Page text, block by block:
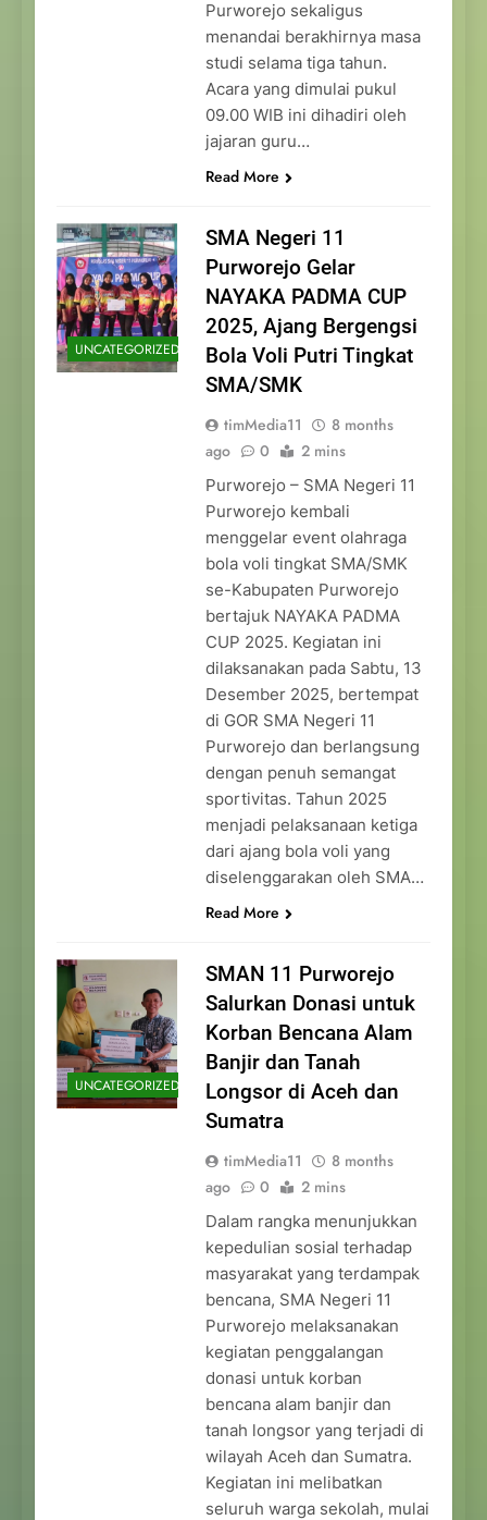
Purworejo sekaligus
menandai berakhirnya masa
studi selama tiga tahun.
Acara yang dimulai pukul
09.00 WIB ini dihadiri oleh
jajaran guru…
Read More
UNCATEGORIZED
SMA Negeri 11
Purworejo Gelar
NAYAKA PADMA CUP
2025, Ajang Bergengsi
Bola Voli Putri Tingkat
SMA/SMK
timMedia11
8 months
ago
0 2 mins
Purworejo – SMA Negeri 11
Purworejo kembali
menggelar event olahraga
bola voli tingkat SMA/SMK
se-Kabupaten Purworejo
bertajuk NAYAKA PADMA
CUP 2025. Kegiatan ini
dilaksanakan pada Sabtu, 13
Desember 2025, bertempat
di GOR SMA Negeri 11
Purworejo dan berlangsung
dengan penuh semangat
sportivitas. Tahun 2025
menjadi pelaksanaan ketiga
dari ajang bola voli yang
diselenggarakan oleh SMA…
Read More
UNCATEGORIZED
SMAN 11 Purworejo
Salurkan Donasi untuk
Korban Bencana Alam
Banjir dan Tanah
Longsor di Aceh dan
Sumatra
timMedia11
8 months
ago
0 2 mins
Dalam rangka menunjukkan
kepedulian sosial terhadap
masyarakat yang terdampak
bencana, SMA Negeri 11
Purworejo melaksanakan
kegiatan penggalangan
donasi untuk korban
bencana alam banjir dan
tanah longsor yang terjadi di
wilayah Aceh dan Sumatra.
Kegiatan ini melibatkan
seluruh warga sekolah, mulai